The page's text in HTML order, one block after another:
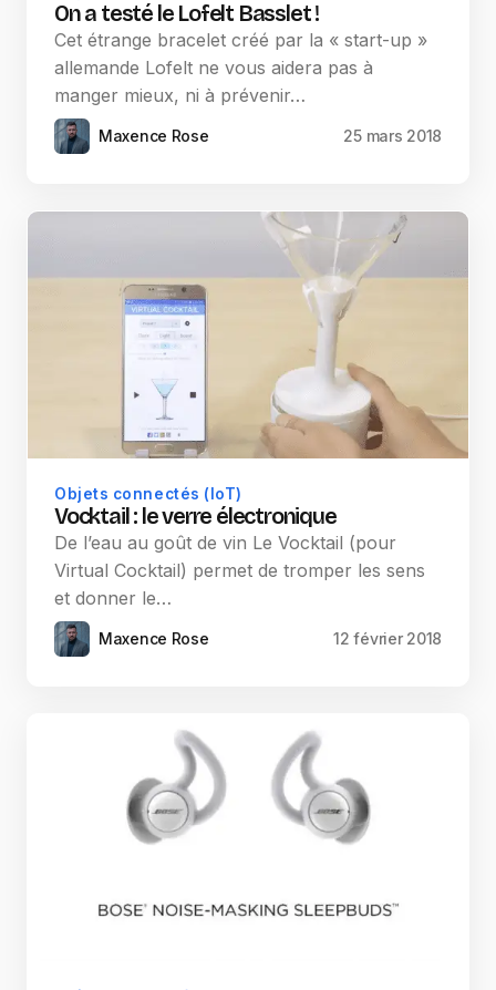
On a testé le Lofelt Basslet !
Cet étrange bracelet créé par la « start-up »
allemande Lofelt ne vous aidera pas à
manger mieux, ni à prévenir…
Maxence Rose 25 mars 2018
Objets connectés (IoT)
Vocktail : le verre électronique
De l’eau au goût de vin Le Vocktail (pour
Virtual Cocktail) permet de tromper les sens
et donner le…
Maxence Rose 12 février 2018